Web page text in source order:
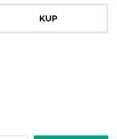
KUP